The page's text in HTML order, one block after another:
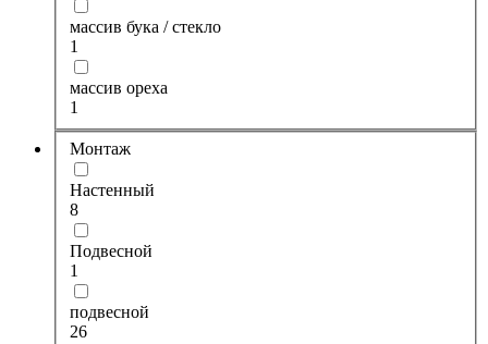
массив бука / стекло
1
массив ореха
1
Монтаж
Настенный
8
Подвесной
1
подвесной
26